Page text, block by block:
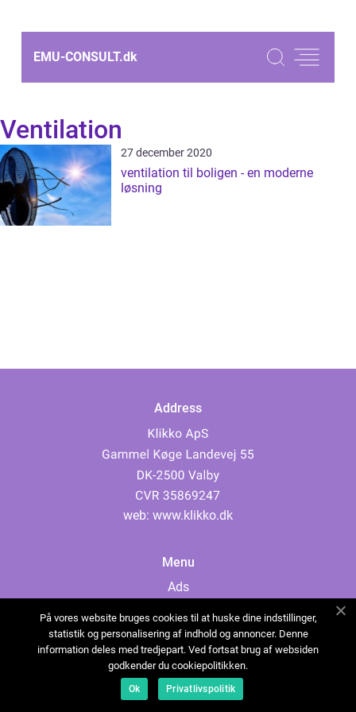
EMU-CONSULT.dk
Ventilation
27 december 2020
ventilation til boligen - en moderne
løsning
Address
web: www.klikko.dk
Menu
Ads
Cookies
Contact
Sitemap
På vores website bruges cookies til at huske dine indstillinger,
statistik og personalisering af indhold og annoncer. Denne
information deles med tredjepart. Ved fortsat brug af websiden
godkender du cookiepolitikken.
Ok Privatlivspolitik